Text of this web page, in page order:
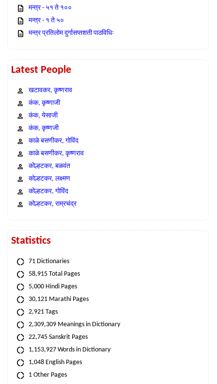
मन्त्र - ५१ ते १००
मन्त्र - १ ते ५०
मन्त्र प्रतिलोम दुर्गासप्तशती पाठविधिः
Latest People
खटावकर, कृष्णराव
कंक, कृष्णाजी
कंक, येसाजी
कंक, कृष्णजी
काळे बसणीकर, गोविंद
काळे बसणीकर, कृष्णराव
कोल्हटकर, बळवंत
कोल्हटकर, लक्ष्मण
कोल्हटकर, गोविंद
कोल्हटकर, राम्रचंद्र
Statistics
71 Dictionaries
58,915 Total Pages
5,000 Hindi Pages
30,121 Marathi Pages
2,921 Tags
2,309,309 Meanings in Dictionary
22,745 Sanskrit Pages
1,153,927 Words in Dictionary
1,048 English Pages
1 Other Pages